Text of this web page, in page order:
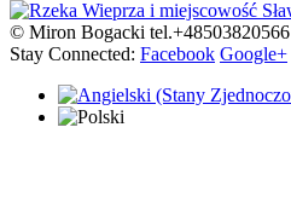
© Miron Bogacki tel.+48503820566
Stay Connected: Facebook Google+